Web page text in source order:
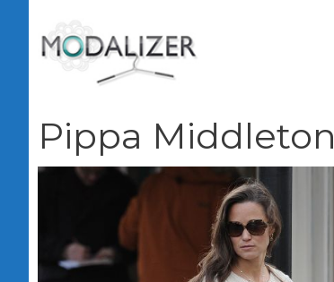
contenuto
Pippa Middleton